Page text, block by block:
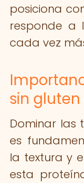
posiciona
responde a
cada vez
sin
Dominar las
es
la textura y
esta